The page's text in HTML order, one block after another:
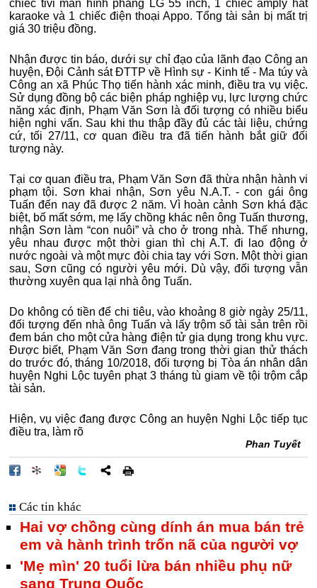
chiếc tivi màn hình phẳng LG 55 inch, 1 chiếc amply hát
karaoke và 1 chiếc điện thoại Appo. Tổng tài sản bị mất trị
giá 30 triệu đồng.
Nhận được tin báo, dưới sự chỉ đạo của lãnh đạo Công an
huyện, Đội Cảnh sát ĐTTP về Hình sự - Kinh tế - Ma túy và
Công an xã Phúc Thọ tiến hành xác minh, điều tra vụ việc.
Sử dụng đồng bộ các biện pháp nghiệp vụ, lực lượng chức
năng xác định, Phạm Văn Sơn là đối tượng có nhiều biểu
hiện nghi vấn. Sau khi thu thập đầy đủ các tài liệu, chứng
cứ, tối 27/11, cơ quan điều tra đã tiến hành bắt giữ đối
tượng này.
Tại cơ quan điều tra, Phạm Văn Sơn đã thừa nhận hành vi
phạm tội. Sơn khai nhận, Sơn yêu N.A.T. - con gái ông
Tuấn đến nay đã được 2 năm. Vì hoàn cảnh Sơn khá đặc
biệt, bố mất sớm, mẹ lấy chồng khác nên ông Tuấn thương,
nhận Sơn làm “con nuôi” và cho ở trong nhà. Thế nhưng,
yêu nhau được một thời gian thì chị A.T. đi lao động ở
nước ngoài và một mực đòi chia tay với Sơn. Một thời gian
sau, Sơn cũng có người yêu mới. Dù vậy, đối tượng vẫn
thường xuyên qua lại nhà ông Tuấn.
Do không có tiền để chi tiêu, vào khoảng 8 giờ ngày 25/11,
đối tượng đến nhà ông Tuấn và lấy trộm số tài sản trên rồi
đem bán cho một cửa hàng điện tử gia dụng trong khu vực.
Được biết, Phạm Văn Sơn đang trong thời gian thử thách
do trước đó, tháng 10/2018, đối tượng bị Tòa án nhân dân
huyện Nghi Lộc tuyên phạt 3 tháng tù giam về tội trộm cắp
tài sản.
Hiện, vụ việc đang được Công an huyện Nghi Lộc tiếp tục
điều tra, làm rõ
Phan Tuyết
Các tin khác
Hai vợ chồng cùng dính án mua bán trẻ
em và hành trình trốn nã của người vợ
'Mẹ mìn' 20 tuổi lừa bán nhiều phụ nữ
sang Trung Quốc